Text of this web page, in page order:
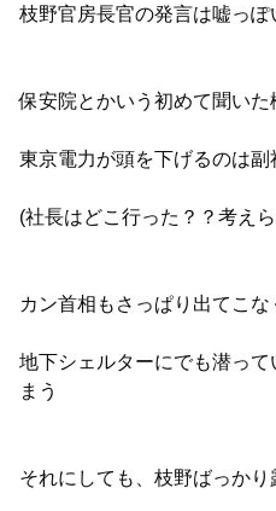
枝野官房長官の発言は嘘っぽ
保安院とかいう初めて聞いた
東京電力が頭を下げるのは副
(社長はどこ行った？？考えら
カン首相もさっぱり出てこな
地下シェルターにでも潜っ
まう
それにしても、枝野ばっかり